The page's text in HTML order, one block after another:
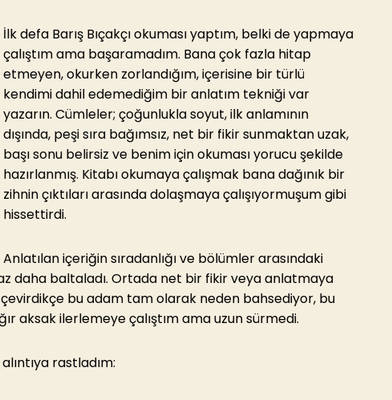
İlk defa Barış Bıçakçı okuması yaptım, belki de yapmaya
çalıştım ama başaramadım. Bana çok fazla hitap
etmeyen, okurken zorlandığım, içerisine bir türlü
kendimi dahil edemediğim bir anlatım tekniği var
yazarın. Cümleler; çoğunlukla soyut, ilk anlamının
dışında, peşi sıra bağımsız, net bir fikir sunmaktan uzak,
başı sonu belirsiz ve benim için okuması yorucu şekilde
hazırlanmış. Kitabı okumaya çalışmak bana dağınık bir
zihnin çıktıları arasında dolaşmaya çalışıyormuşum gibi
hissettirdi.
Anlatılan içeriğin sıradanlığı ve bölümler arasındaki
daha baltaladı. Ortada net bir fikir veya anlatmaya
bu adam tam olarak neden bahsediyor, bu
aksak ilerlemeye çalıştım ama uzun sürmedi.
rastladım: